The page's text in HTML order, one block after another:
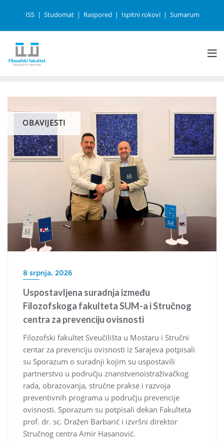
ISS Studomat Raspored Ispitni rokovi Sumarum
OBAVIJESTI
8 srpnja, 2026
Uspostavljena suradnja između
Filozofskoga fakulteta SUM-a i Stručnog
centra za prevenciju ovisnosti
Filozofski fakultet Sveučilišta u Mostaru i Stručni
centar za prevenciju ovisnosti iz Sarajeva potpisali
su Sporazum o suradnji kojim su uspostavili
partnerstvo u području znanstvenoistraživačkog
rada, obrazovanja, stručne prakse i razvoja
preventivnih programa u području prevencije
ovisnosti. Sporazum su potpisali dekan Fakulteta
prof. dr. sc. Dražen Barbarić i izvršni direktor
Stručnog centra Amir Hasanović.